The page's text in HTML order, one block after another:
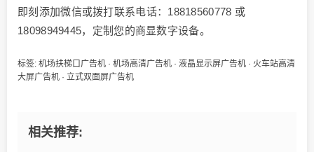
即刻添加微信或拨打联系电话：18818560778 或
18098949445，定制您的商显数字设备。
标签: 机场扶梯口广告机 · 机场高清广告机 · 液晶显示屏广告机 · 火车站高清
大屏广告机 · 立式双面屏广告机
相关推荐: